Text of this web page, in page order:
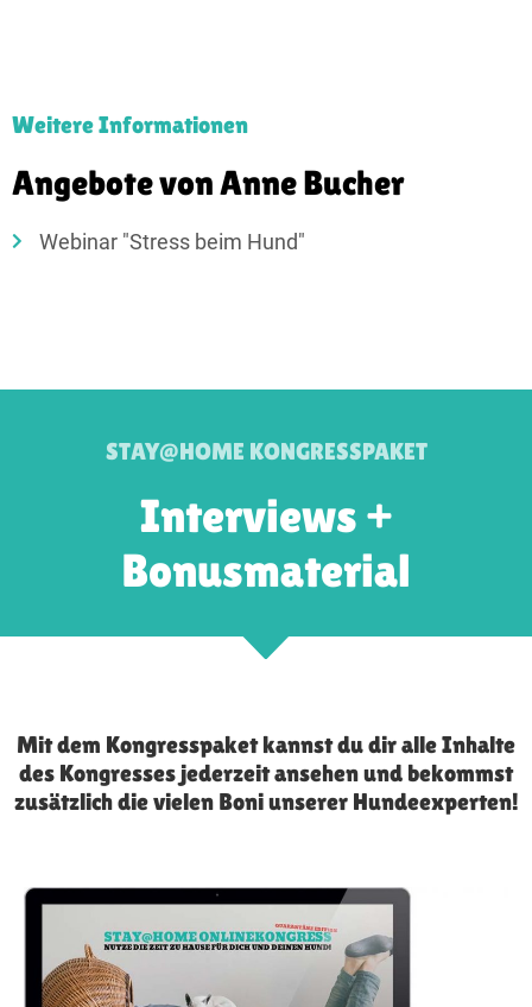
Weitere Informationen
Angebote von Anne Bucher
Webinar "Stress beim Hund"
STAY@HOME KONGRESSPAKET
Interviews +
Bonusmaterial
Mit dem Kongresspaket kannst du dir alle Inhalte
des Kongresses jederzeit ansehen und bekommst
zusätzlich die vielen Boni unserer Hundeexperten!